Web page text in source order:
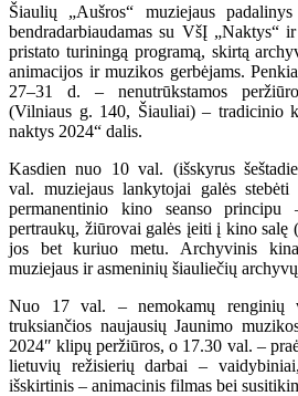
Šiaulių „Aušros“ muziejaus
bendradarbiaudamas su VšĮ „Naktys“
pristato turiningą programą, skirtą
animacijos ir muzikos gerbėjams.
27–31 d. – nenutrūkstamos
(Vilniaus g. 140, Šiauliai) – tradicinio
naktys 2024“ dalis.
Kasdien nuo 10 val. (išskyrus
val. muziejaus lankytojai galės
permanentinio kino seanso
pertraukų, žiūrovai galės įeiti į kino
jos bet kuriuo metu. Archyvinis
muziejaus ir asmeninių šiauliečių
Nuo 17 val. – nemokamų renginių
truksiančios naujausių Jaunimo
2024″ klipų peržiūros, o 17.30 val. –
lietuvių režisierių darbai –
išskirtinis – animacinis filmas bei